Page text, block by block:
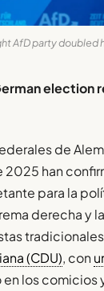
AfD party doubled
election
de
han
para la
derecha y
(CDU), con
los comicios